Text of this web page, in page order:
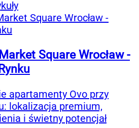
Square Wrocław -
apartamenty Ovo przy
lokalizacja premium,
i świetny potencjał